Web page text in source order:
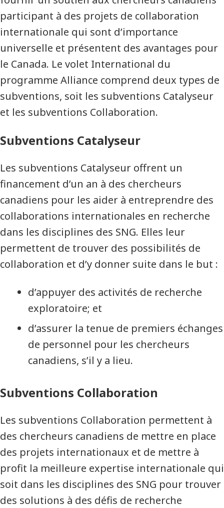
participant à des projets de collaboration
internationale qui sont d’importance
universelle et présentent des avantages pour
le Canada. Le volet International du
programme Alliance comprend deux types de
subventions, soit les subventions Catalyseur
et les subventions Collaboration.
Subventions Catalyseur
Les subventions Catalyseur offrent un
financement d’un an à des chercheurs
canadiens pour les aider à entreprendre des
collaborations internationales en recherche
dans les disciplines des SNG. Elles leur
permettent de trouver des possibilités de
collaboration et d’y donner suite dans le but :
d’appuyer des activités de recherche
exploratoire; et
d’assurer la tenue de premiers échanges
de personnel pour les chercheurs
canadiens, s’il y a lieu.
Subventions Collaboration
Les subventions Collaboration permettent à
des chercheurs canadiens de mettre en place
des projets internationaux et de mettre à
profit la meilleure expertise internationale qui
soit dans les disciplines des SNG pour trouver
des solutions à des défis de recherche